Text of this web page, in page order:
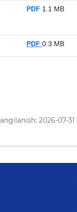
PDF 1.1 MB
PDF 0.3 MB
2026-07-31